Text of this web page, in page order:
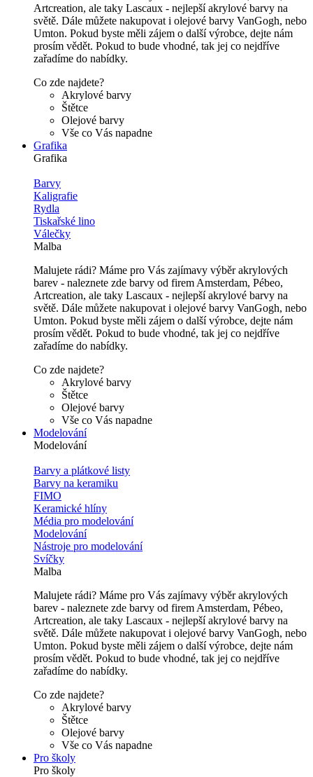
Artcreation, ale taky Lascaux - nejlepší akrylové barvy na
světě. Dále můžete nakupovat i olejové barvy VanGogh, nebo
Umton. Pokud byste měli zájem o další výrobce, dejte nám
prosím vědět. Pokud to bude vhodné, tak jej co nejdříve
zařadíme do nabídky.
Co zde najdete?
Akrylové barvy
Štětce
Olejové barvy
Vše co Vás napadne
Grafika
Grafika
Barvy
Kaligrafie
Rydla
Tiskařské lino
Válečky
Malba
Malujete rádi? Máme pro Vás zajímavy výběr akrylových
barev - naleznete zde barvy od firem Amsterdam, Pébeo,
Artcreation, ale taky Lascaux - nejlepší akrylové barvy na
světě. Dále můžete nakupovat i olejové barvy VanGogh, nebo
Umton. Pokud byste měli zájem o další výrobce, dejte nám
prosím vědět. Pokud to bude vhodné, tak jej co nejdříve
zařadíme do nabídky.
Co zde najdete?
Akrylové barvy
Štětce
Olejové barvy
Vše co Vás napadne
Modelování
Modelování
Barvy a plátkové listy
Barvy na keramiku
FIMO
Keramické hlíny
Média pro modelování
Modelování
Nástroje pro modelování
Svíčky
Malba
Malujete rádi? Máme pro Vás zajímavy výběr akrylových
barev - naleznete zde barvy od firem Amsterdam, Pébeo,
Artcreation, ale taky Lascaux - nejlepší akrylové barvy na
světě. Dále můžete nakupovat i olejové barvy VanGogh, nebo
Umton. Pokud byste měli zájem o další výrobce, dejte nám
prosím vědět. Pokud to bude vhodné, tak jej co nejdříve
zařadíme do nabídky.
Co zde najdete?
Akrylové barvy
Štětce
Olejové barvy
Vše co Vás napadne
Pro školy
Pro školy